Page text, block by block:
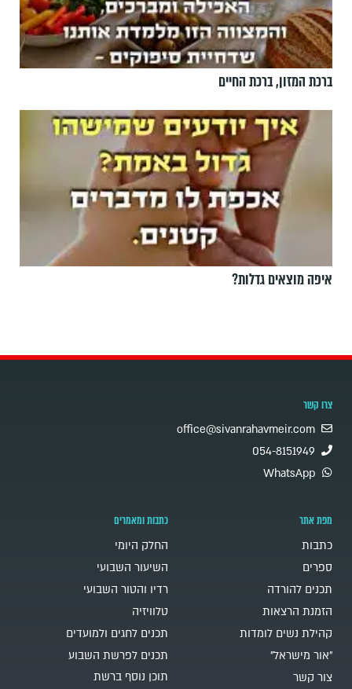
ברכת המזון, ברכת החיים
איפה מוצאים גדלות?
צרו קשר
office@sivanrahavmeir.com
054-8151949
WhatsApp
מפת אתר
כתבות
ספרים
תכנים להורדה
הזמנת הרצאות
קהילת נשים לומדות
"אור מישראל"
צור קשר
כתבות ומאמרים
החלק היומי
השיעור השבועי
רדיו והטור השבועי
טלוויזיה
תכנים לחגים ולמועדים
תכנים לפרשת השבוע
תוכן נוסף ברשת